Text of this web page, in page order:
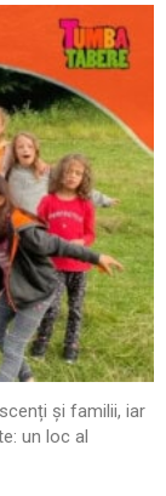
și familii, iar
un loc al